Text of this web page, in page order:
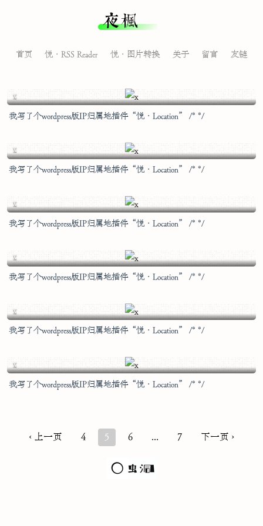
夜枫
首页 悦·RSS Reader 悦·图片转换 关于 留言 友链
x
我写了个wordpress版IP归属地插件“悦·Location” /* */
x
我写了个wordpress版IP归属地插件“悦·Location” /* */
x
我写了个wordpress版IP归属地插件“悦·Location” /* */
x
我写了个wordpress版IP归属地插件“悦·Location” /* */
x
我写了个wordpress版IP归属地插件“悦·Location” /* */
x
我写了个wordpress版IP归属地插件“悦·Location” /* */
‹ 上一页 4 5 6 ... 7 下一页 ›